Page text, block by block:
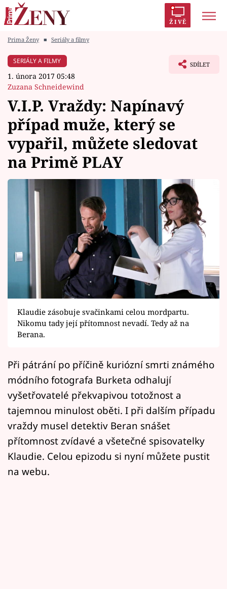
ŽIVĚ
Módní alarm
Témata
Celebrity
Vztahy
Seriály
Horoskopy
Sledujte prima+
Filmový festival Karlovy Vary
Mámy sobě
Přihlášení
Sledujte nás
Prima Ženy ■ Seriály a filmy
SERIÁLY A FILMY
1. února 2017 05:48
Zuzana Schneidewind
SDÍLET
V.I.P. Vraždy: Napínavý
případ muže, který se
vypařil, můžete sledovat
na Primě PLAY
Klaudie zásobuje svačinkami celou mordpartu.
Nikomu tady její přítomnost nevadí. Tedy až na
Berana.
Při pátrání po příčině kuriózní smrti známého
módního fotografa Burketa odhalují
vyšetřovatelé překvapivou totožnost a
tajemnou minulost oběti. I při dalším případu
vraždy musel detektiv Beran snášet
přítomnost zvídavé a všetečné spisovatelky
Klaudie. Celou epizodu si nyní můžete pustit
na webu.